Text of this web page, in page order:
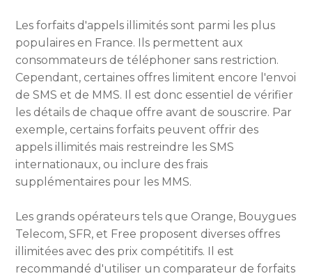
Les forfaits d'appels illimités sont parmi les plus
populaires en France. Ils permettent aux
consommateurs de téléphoner sans restriction.
Cependant, certaines offres limitent encore l'envoi
de SMS et de MMS. Il est donc essentiel de vérifier
les détails de chaque offre avant de souscrire. Par
exemple, certains forfaits peuvent offrir des
appels illimités mais restreindre les SMS
internationaux, ou inclure des frais
supplémentaires pour les MMS.
Les grands opérateurs tels que Orange, Bouygues
Telecom, SFR, et Free proposent diverses offres
illimitées avec des prix compétitifs. Il est
recommandé d'utiliser un comparateur de forfaits